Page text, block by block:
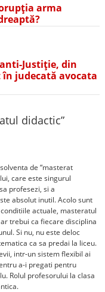
arma
Justiție, din
judecată avocata
didactic”
de “masterat
care este singurul
profesezi, si a
absolut inutil. Acolo sunt
actuale, masteratul
trebui ca fiecare disciplina
Si nu, nu este deloc
ca sa predai la liceu.
intr-un sistem flexibil ai
a-i pregati pentru
Rolul profesorului la clasa